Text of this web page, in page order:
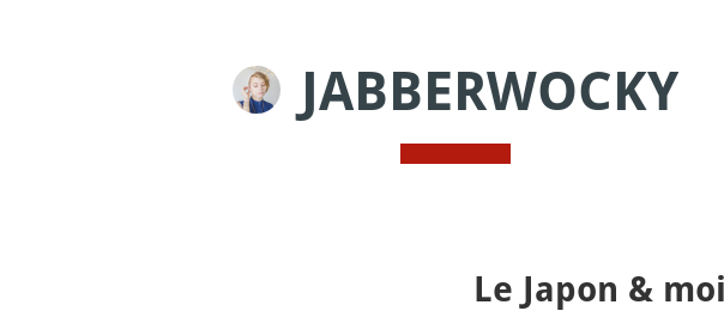
JABBERWOCKY
Le Japon &